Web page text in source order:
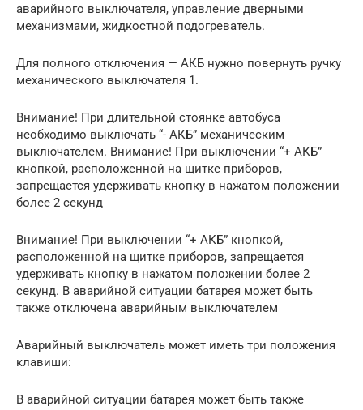
аварийного выключателя, управление дверными
механизмами, жидкостной подогреватель.
Для полного отключения — АКБ нужно повернуть ручку
механического выключателя 1.
Внимание! При длительной стоянке автобуса
необходимо выключать “- АКБ” механическим
выключателем. Внимание! При выключении “+ АКБ”
кнопкой, расположенной на щитке приборов,
запрещается удерживать кнопку в нажатом положении
более 2 секунд
Внимание! При выключении “+ АКБ” кнопкой,
расположенной на щитке приборов, запрещается
удерживать кнопку в нажатом положении более 2
секунд. В аварийной ситуации батарея может быть
также отключена аварийным выключателем
Аварийный выключатель может иметь три положения
клавиши:
В аварийной ситуации батарея может быть также